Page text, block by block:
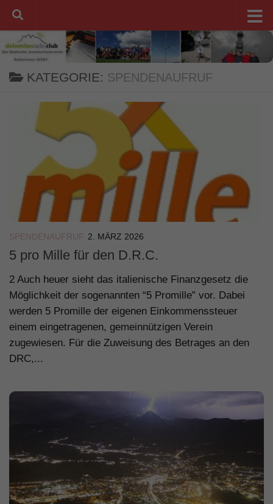
Unter dem Inhalt
KATEGORIE: SPENDENAUFRUF
SPENDENAUFRUF 2. MÄRZ 2026
5 pro Mille für den D.R.C.
2 Auch heuer sieht das italienische Finanzgesetz die
Möglichkeit der sogenannten “5 Promille” vor. Dabei
werden 5 Promille der eigenen Einkommenssteuer
einem eingetragenen, gemeinnützigen Verein
zugewiesen. Für die Zuweisung des Betrages an den
DRC,...